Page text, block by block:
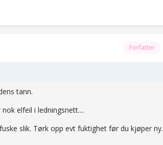
Forfatter
tann.
elfeil i ledningsnett....
slik. Tørk opp evt fuktighet før du kjøper ny.